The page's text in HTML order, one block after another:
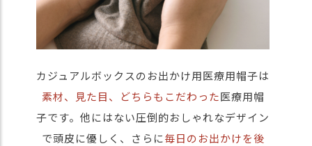
カジュアルボックスのお出かけ用医療用帽子は
素材、見た目、どちらもこだわった医療用帽
子です。他にはない圧倒的おしゃれなデザイン
で頭皮に優しく、さらに毎日のお出かけを後